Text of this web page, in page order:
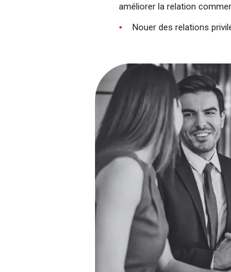
améliorer la relation
Nouer des relations